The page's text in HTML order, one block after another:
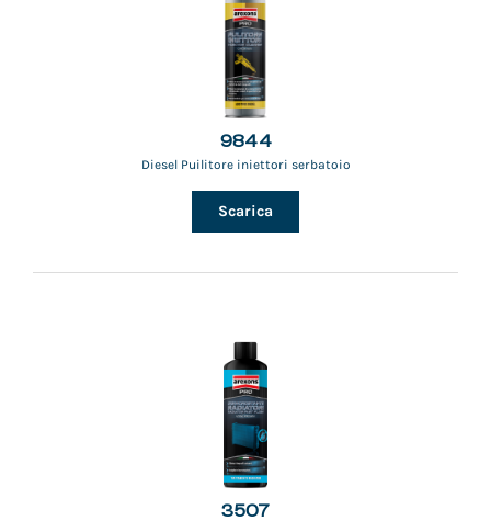
9844
Diesel Puilitore iniettori serbatoio
Scarica
3507